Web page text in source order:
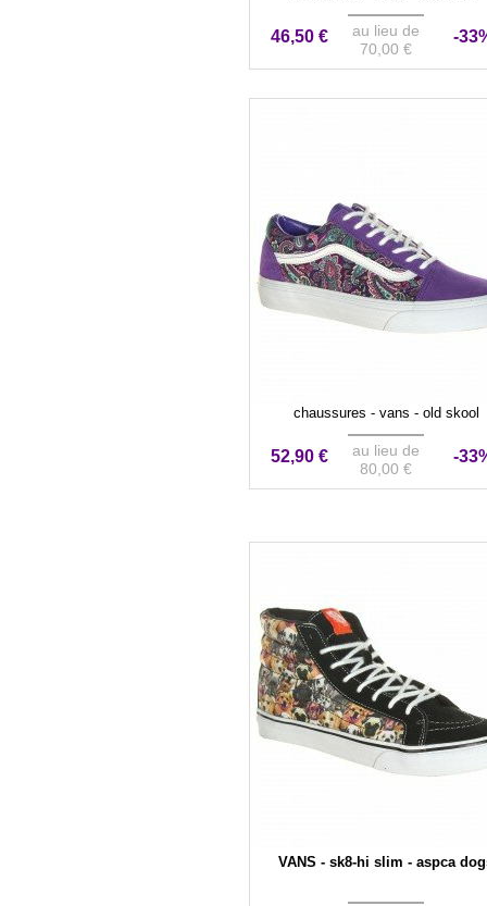
46,50 €
au lieu de
70,00 €
-
chaussures - vans - old skool
52,90 €
au lieu de
80,00 €
-
VANS - sk8-hi slim - aspca